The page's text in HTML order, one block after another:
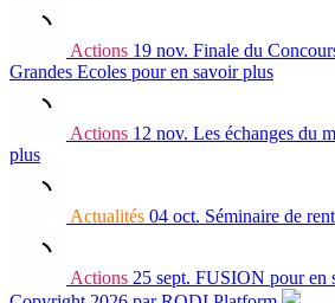
Actions 19 nov. Finale du
Grandes Ecoles pour en savoir plus
Actions 12 nov. Les échanges du
plus
Actualités 04 oct. Séminaire de
Actions 25 sept. FUSION pour en